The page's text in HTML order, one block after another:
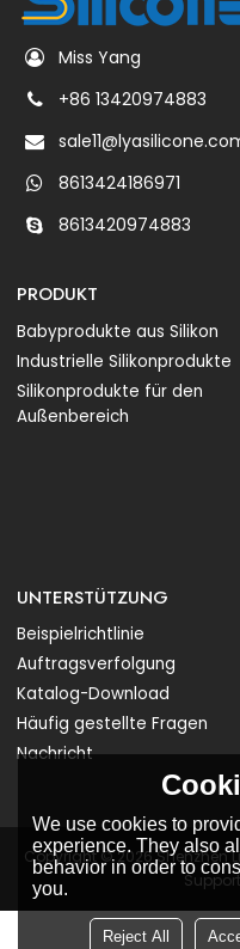
Miss Yang
+86 13420974883
8613424186971
8613420974883
PRODUKT
Babyprodukte aus Silikon
Industrielle Silikonprodukte
Silikonprodukte für den
Außenbereich
UNTERSTÜTZUNG
Beispielrichtlinie
Auftragsverfolgung
Katalog-Download
Häufig gestellte Fragen
Nachricht
Copyright © 2026Shenzhen
We use cookies to
experience. They also
behavior in order to
you.
Reject All